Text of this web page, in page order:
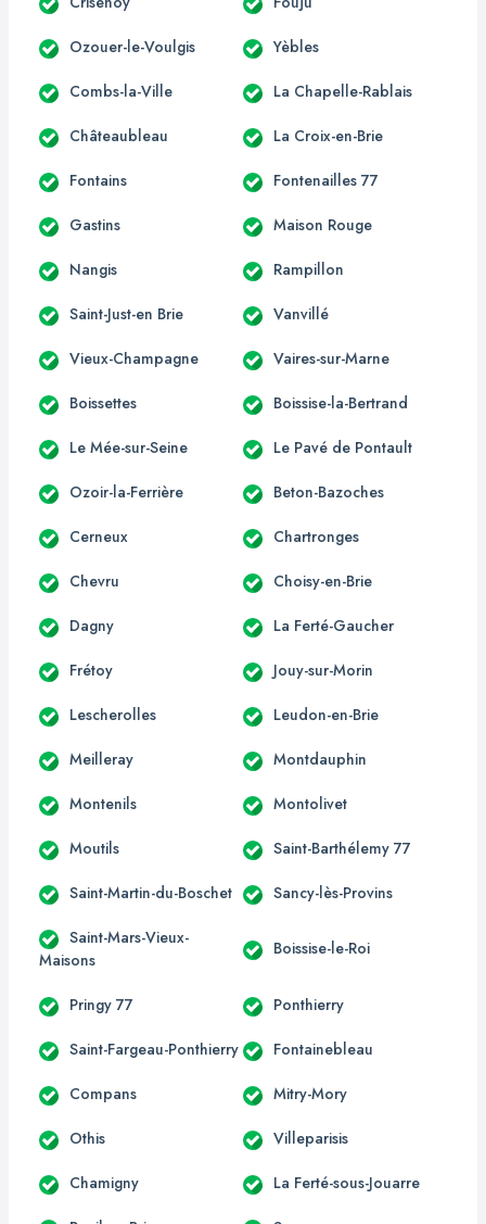
Ozouer-le-Voulgis Yèbles
Combs-la-Ville La Chapelle-Rablais
Châteaubleau La Croix-en-Brie
Fontains Fontenailles 77
Gastins Maison Rouge
Nangis Rampillon
Saint-Just-en Brie Vanvillé
Vieux-Champagne Vaires-sur-Marne
Boissettes Boissise-la-Bertrand
Le Mée-sur-Seine Le Pavé de Pontault
Ozoir-la-Ferrière Beton-Bazoches
Cerneux Chartronges
Chevru Choisy-en-Brie
Dagny La Ferté-Gaucher
Frétoy Jouy-sur-Morin
Lescherolles Leudon-en-Brie
Meilleray Montdauphin
Montenils Montolivet
Moutils Saint-Barthélemy 77
Saint-Martin-du-Boschet Sancy-lès-Provins
Saint-Mars-Vieux-
Maisons
Boissise-le-Roi
Pringy 77 Ponthierry
Saint-Fargeau-Ponthierry Fontainebleau
Compans Mitry-Mory
Othis Villeparisis
Chamigny La Ferté-sous-Jouarre